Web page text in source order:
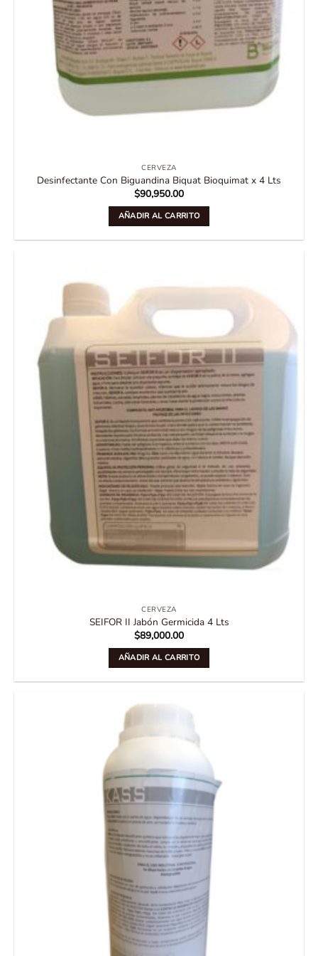
CERVEZA
Desinfectante Con Biguandina Biquat Bioquimat x 4 Lts
$90,950.00
AÑADIR AL CARRITO
CERVEZA
SEIFOR II Jabón Germicida 4 Lts
$89,000.00
AÑADIR AL CARRITO